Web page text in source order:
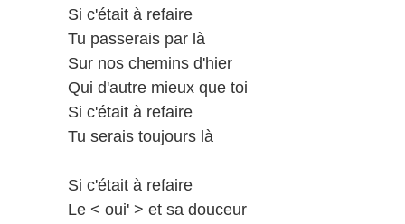
Si c'était à refaire
Tu passerais par là
Sur nos chemins d'hier
Qui d'autre mieux que toi
Si c'était à refaire
Tu serais toujours là
Si c'était à refaire
Le < oui' > et sa douceur